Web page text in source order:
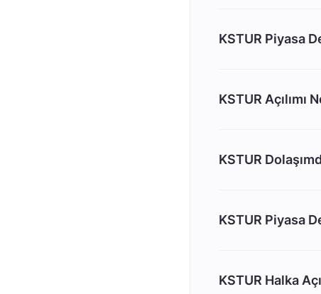
KSTUR Piyasa
KSTUR Açılımı
KSTUR
KSTUR Piyasa
KSTUR Halka